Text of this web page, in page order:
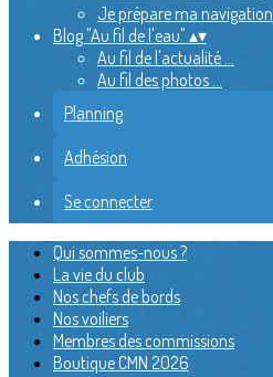
Je prépare ma navigation
Blog "Au fil de l'eau" ▴▾
Au fil de l'actualité ...
Au fil des photos ...
Planning
Adhésion
Se connecter
Qui sommes-nous ?
La vie du club
Nos chefs de bords
Nos voiliers
Membres des commissions
Boutique CMN 2026